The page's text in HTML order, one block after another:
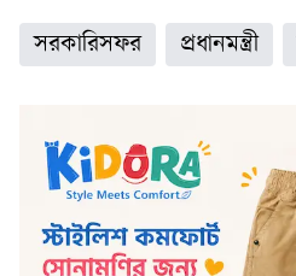
সরকারিসফর
প্রধানমন্ত্রী